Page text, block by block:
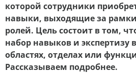
которой сотрудники
навыки, выходящие за
ролей. Цель состоит в том,
набор навыков и экспертизу
областях, отделах или
Рассказываем подробнее.